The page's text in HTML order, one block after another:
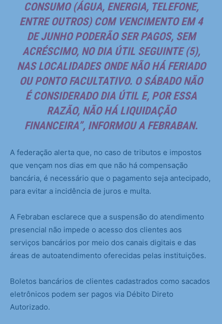
CONSUMO (ÁGUA, ENERGIA, TELEFONE,
ENTRE OUTROS) COM VENCIMENTO EM 4
DE JUNHO PODERÃO SER PAGOS, SEM
ACRÉSCIMO, NO DIA ÚTIL SEGUINTE (5),
NAS LOCALIDADES ONDE NÃO HÁ FERIADO
OU PONTO FACULTATIVO. O SÁBADO NÃO
É CONSIDERADO DIA ÚTIL E, POR ESSA
RAZÃO, NÃO HÁ LIQUIDAÇÃO
FINANCEIRA”, INFORMOU A FEBRABAN.
A federação alerta que, no caso de tributos e impostos
que vençam nos dias em que não há compensação
bancária, é necessário que o pagamento seja antecipado,
para evitar a incidência de juros e multa.
A Febraban esclarece que a suspensão do atendimento
presencial não impede o acesso dos clientes aos
serviços bancários por meio dos canais digitais e das
áreas de autoatendimento oferecidas pelas instituições.
Boletos bancários de clientes cadastrados como sacados
eletrônicos podem ser pagos via Débito Direto
Autorizado.